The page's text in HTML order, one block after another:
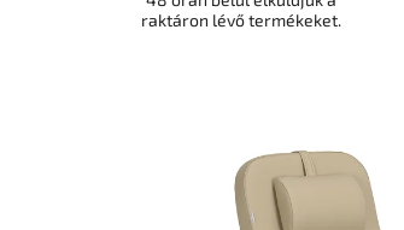
raktáron lévő termékeket.